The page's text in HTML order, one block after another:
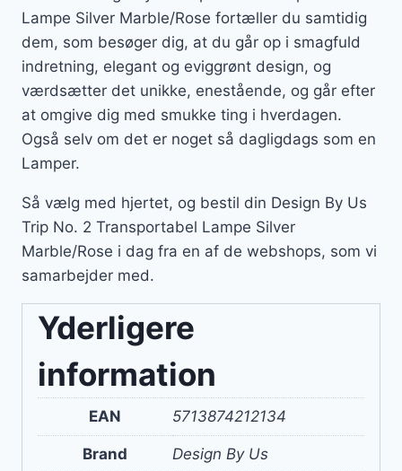
Lampe Silver Marble/Rose fortæller du samtidig
dem, som besøger dig, at du går op i smagfuld
indretning, elegant og eviggrønt design, og
værdsætter det unikke, enestående, og går efter
at omgive dig med smukke ting i hverdagen.
Også selv om det er noget så dagligdags som en
Lamper.
Så vælg med hjertet, og bestil din Design By Us
Trip No. 2 Transportabel Lampe Silver
Marble/Rose i dag fra en af de webshops, som vi
samarbejder med.
Yderligere
information
EAN 5713874212134
Brand Design By Us